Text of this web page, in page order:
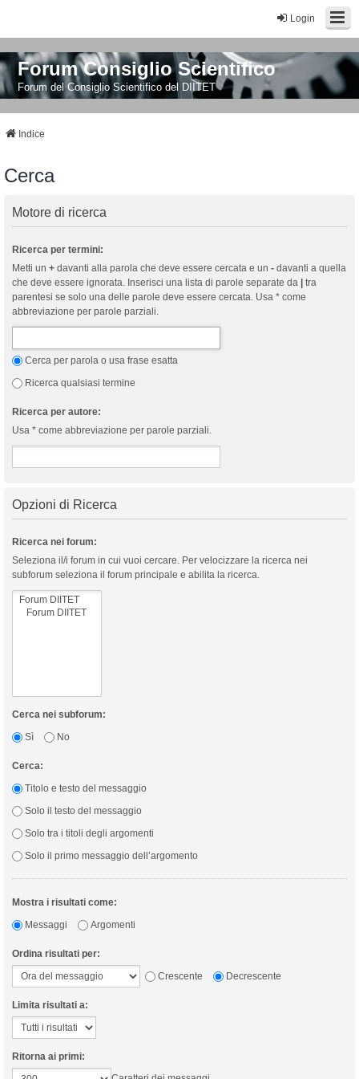
Login
Forum Consiglio Scientifico
Forum del Consiglio Scientifico del DIITET
Indice
Cerca
Motore di ricerca
Ricerca per termini:
Metti un + davanti alla parola che deve essere cercata e un - davanti a quella
che deve essere ignorata. Inserisci una lista di parole separate da
tra
parentesi se solo una delle parole deve essere cercata. Usa * come
abbreviazione per parole parziali.
Cerca per parola o usa frase esatta
Ricerca qualsiasi termine
Ricerca per autore:
Usa * come abbreviazione per parole parziali.
Opzioni di Ricerca
Ricerca nei forum:
Seleziona il/i forum in cui vuoi cercare. Per velocizzare la ricerca nei
subforum seleziona il forum principale e abilita la ricerca.
Cerca nei subforum:
Sì
No
Cerca:
Titolo e testo del messaggio
Solo il testo del messaggio
Solo tra i titoli degli argomenti
Solo il primo messaggio dell’argomento
Mostra i risultati come:
Messaggi
Argomenti
Ordina risultati per:
Crescente
Decrescente
Limita risultati a:
Ritorna ai primi: